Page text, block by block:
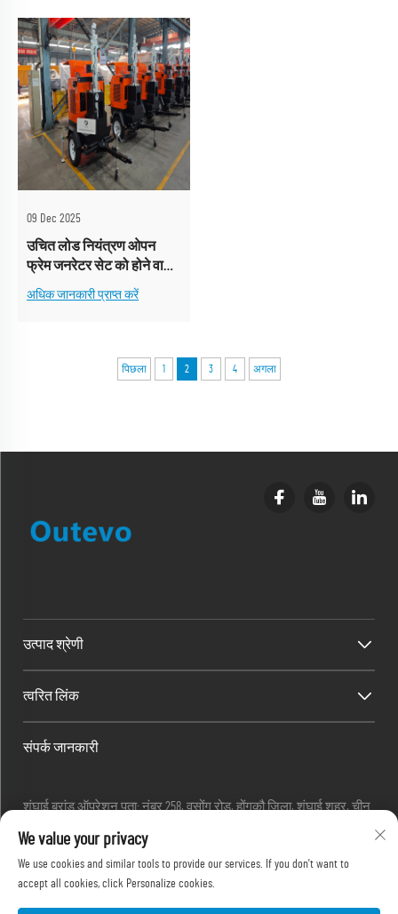
09 Dec 2025
उचित लोड नियंत्रण ओपन
फ्रेम जनरेटर सेट को होने वाले
नुकसान को रोकता है।
अधिक जानकारी प्राप्त करें
पिछला 1 2 3 4 अगला
उत्पाद श्रेणी
त्वरित लिंक
संपर्क जानकारी
शंघाई ब्रांड ऑपरेशन पता: नंबर 258, वुसोंग रोड, होंगकौ जिला, शंघाई शहर, चीन
ईमेल :
[email protected]
+86-13280087620
+86-13280035385
We value your privacy
We use cookies and similar tools to provide our services. If you don't want to
accept all cookies, click Personalize cookies.